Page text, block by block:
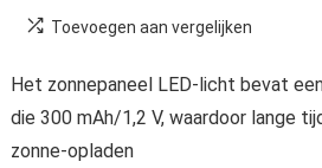
Toevoegen aan vergelijken
Het zonnepaneel LED-licht bevat
die 300 mAh/1,2 V, waardoor lange
zonne-opladen